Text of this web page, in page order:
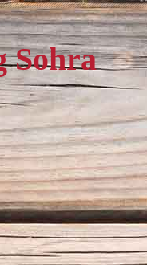
Sohra